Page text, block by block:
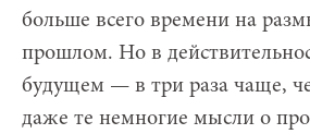
больше всего времени на
прошлом. Но в
будущем — в три раза чаще,
даже те немногие мысли о